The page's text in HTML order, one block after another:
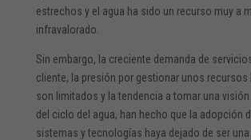
estrechos y el agua ha sido un recurso muy a
infravalorado.
Sin embargo, la creciente demanda de
cliente, la presión por gestionar unos recursos
son limitados y la tendencia a tomar una
del ciclo del agua, han hecho que la adopción
sistemas y tecnologías haya dejado de ser